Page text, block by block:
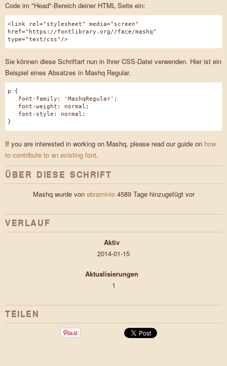
Code im "Head"-Bereich deiner HTML Seite ein:
<link rel="stylesheet" media="screen"
href="https://fontlibrary.org//face/mashq"
type="text/css"/>
Sie können diese Schriftart nun in Ihrer CSS-Datei verwenden. Hier ist ein
Beispiel eines Absatzes in Mashq Regular.
p {
font-family: 'MashqRegular';
font-weight: normal;
font-style: normal;
}
If you are interested in working on Mashq, please read our guide on how
to contribute to an existing font.
ÜBER DIESE SCHRIFT
Mashq wurde von ebraminio4589 Tage hinzugefügt vor
VERLAUF
Aktiv
2014-01-15
Aktualisierungen
1
TEILEN